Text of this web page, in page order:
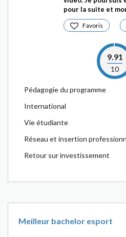
pour la suite et
Favoris
9.91
10
Pédagogie du programme
International
Vie étudiante
Réseau et insertion
Retour sur investissement
Meilleur bachelor esport